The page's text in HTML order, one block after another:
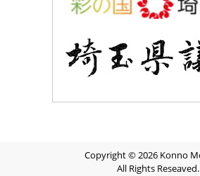
Copyright © 2026 Konno
All Rights Reseaved.